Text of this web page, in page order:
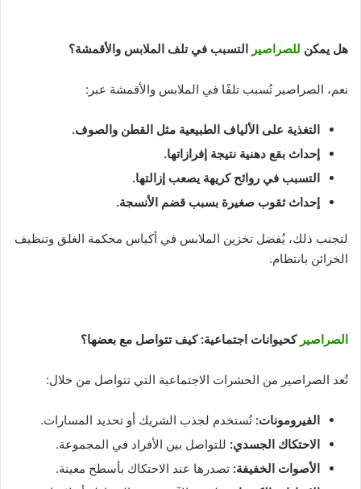
هل يمكن للصراصير التسبب في تلف الملابس والأقمشة؟
نعم، الصراصير تُسبب تلفًا في الملابس والأقمشة عبر:
التغذية على الألياف الطبيعية مثل القطن والصوف.
إحداث بقع دهنية نتيجة إفرازاتها.
التسبب في روائح كريهة يصعب إزالتها.
إحداث ثقوب صغيرة بسبب قضم الأنسجة.
لتجنب ذلك، يُفضل تخزين الملابس في أكياس محكمة الغلق وتنظيف
الخزائن بانتظام.
الصراصير كحيوانات اجتماعية: كيف تتواصل مع بعضها؟
تُعد الصراصير من الحشرات الاجتماعية التي تتواصل من خلال:
الفيرومونات: تُستخدم لجذب الشريك أو تحديد المسارات.
الاحتكاك الجسدي: للتواصل بين الأفراد في المجموعة.
الأصوات الخفيفة: تصدرها عند الاحتكاك بأسطح معينة.